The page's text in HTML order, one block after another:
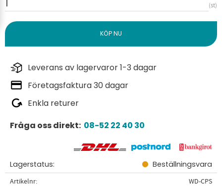
st
Leverans av lagervaror 1-3 dagar
Företagsfaktura 30 dagar
Enkla returer
Fråga oss direkt: 08-52 22 40 30
Lagerstatus Beställningsvara
Artikelnr
WD-CPS